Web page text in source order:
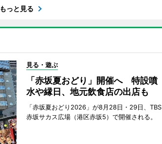
もっと見る
見る・遊ぶ
「赤坂夏おどり」開催へ 特設噴
水や縁日、地元飲食店の出店も
「赤坂夏おどり2026」が8月28日・29日、TBS
赤坂サカス広場（港区赤坂5）で開催される。